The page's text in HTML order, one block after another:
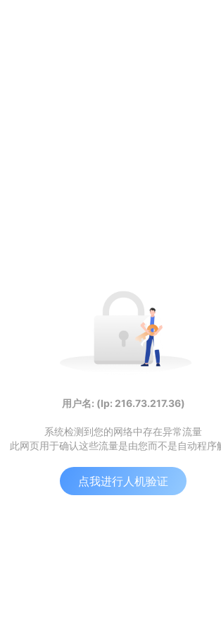
用户名: (Ip: 216.73.217.36)
系统检测到您的网络中存在异常流量
此网页用于确认这些流量是由您而不是自动程序
点我进行人机验证